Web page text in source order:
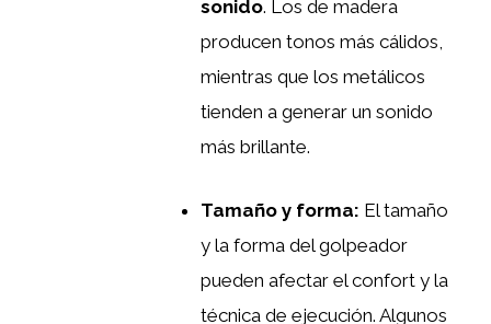
sonido. Los de madera
producen tonos más cálidos,
mientras que los metálicos
tienden a generar un sonido
más brillante.
Tamaño y forma: El tamaño
y la forma del golpeador
pueden afectar el confort y la
técnica de ejecución. Algunos